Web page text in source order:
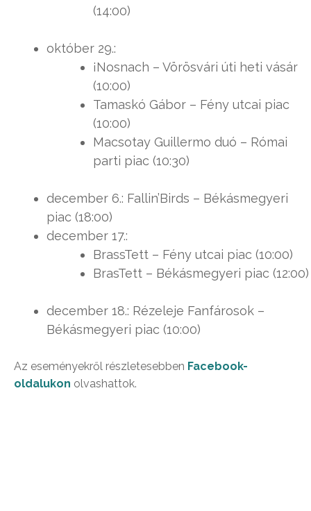
(14:00)
október 29.:
¡Nosnach – Vörösvári úti heti vásár
(10:00)
Tamaskó Gábor – Fény utcai piac
(10:00)
Macsotay Guillermo duó – Római
parti piac (10:30)
december 6.: Fallin’Birds – Békásmegyeri
piac (18:00)
december 17.:
BrassTett – Fény utcai piac (10:00)
BrasTett – Békásmegyeri piac (12:00)
december 18.: Rézeleje Fanfárosok –
Békásmegyeri piac (10:00)
Az eseményekről részletesebben Facebook-
oldalukon olvashattok.